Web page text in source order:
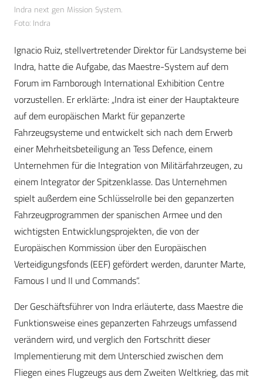
Indra next gen Mission System.
Foto: Indra
Ignacio Ruiz, stellvertretender Direktor für Landsysteme bei
Indra, hatte die Aufgabe, das Maestre-System auf dem
Forum im Farnborough International Exhibition Centre
vorzustellen. Er erklärte: „Indra ist einer der Hauptakteure
auf dem europäischen Markt für gepanzerte
Fahrzeugsysteme und entwickelt sich nach dem Erwerb
einer Mehrheitsbeteiligung an Tess Defence, einem
Unternehmen für die Integration von Militärfahrzeugen, zu
einem Integrator der Spitzenklasse. Das Unternehmen
spielt außerdem eine Schlüsselrolle bei den gepanzerten
Fahrzeugprogrammen der spanischen Armee und den
wichtigsten Entwicklungsprojekten, die von der
Europäischen Kommission über den Europäischen
Verteidigungsfonds (EEF) gefördert werden, darunter Marte,
Famous I und II und Commands“.
Der Geschäftsführer von Indra erläuterte, dass Maestre die
Funktionsweise eines gepanzerten Fahrzeugs umfassend
verändern wird, und verglich den Fortschritt dieser
Implementierung mit dem Unterschied zwischen dem
Fliegen eines Flugzeugs aus dem Zweiten Weltkrieg, das mit